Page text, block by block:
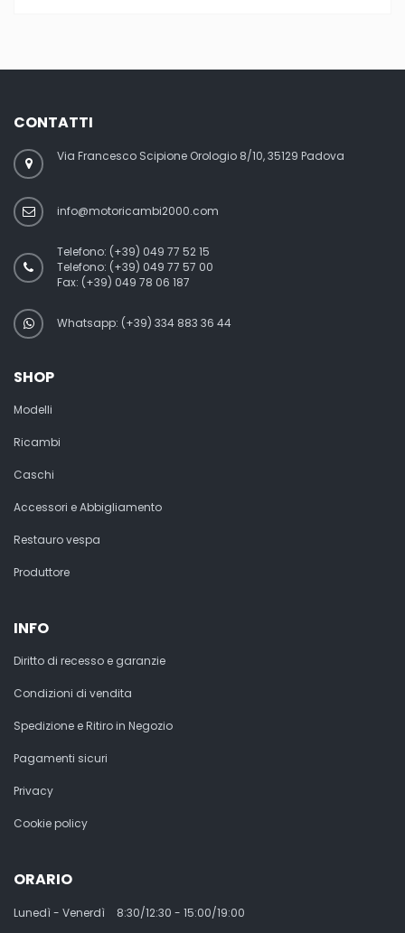
CONTATTI
Via Francesco Scipione Orologio 8/10, 35129 Padova
info@motoricambi2000.com
Telefono: (+39) 049 77 52 15
Telefono: (+39) 049 77 57 00
Fax: (+39) 049 78 06 187
Whatsapp: (+39) 334 883 36 44
SHOP
Modelli
Ricambi
Caschi
Accessori e Abbigliamento
Restauro vespa
Produttore
INFO
Diritto di recesso e garanzie
Condizioni di vendita
Spedizione e Ritiro in Negozio
Pagamenti sicuri
Privacy
Cookie policy
ORARIO
Lunedì - Venerdì 8:30/12:30 - 15:00/19:00